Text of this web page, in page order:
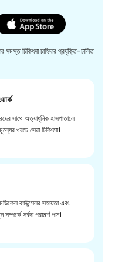
চিকিৎসা চাহিদার প্রযুক্তি-চালিত
সাথে অত্যাধুনিক হাসপাতালে
খরচে সেরা চিকিৎসা।
কাউন্সেলর সহায়তা এবং
সর্বদা পরামর্শ পান।